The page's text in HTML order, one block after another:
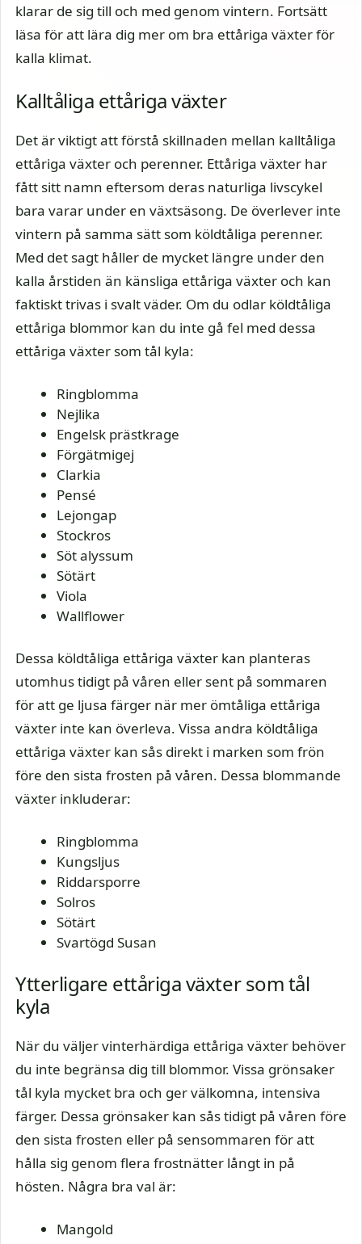
klarar de sig till och med genom vintern. Fortsätt
läsa för att lära dig mer om bra ettåriga växter för
kalla klimat.
Kalltåliga ettåriga växter
Det är viktigt att förstå skillnaden mellan kalltåliga
ettåriga växter och perenner. Ettåriga växter har
fått sitt namn eftersom deras naturliga livscykel
bara varar under en växtsäsong. De överlever inte
vintern på samma sätt som köldtåliga perenner.
Med det sagt håller de mycket längre under den
kalla årstiden än känsliga ettåriga växter och kan
faktiskt trivas i svalt väder. Om du odlar köldtåliga
ettåriga blommor kan du inte gå fel med dessa
ettåriga växter som tål kyla:
Ringblomma
Nejlika
Engelsk prästkrage
Förgätmigej
Clarkia
Pensé
Lejongap
Stockros
Söt alyssum
Sötärt
Viola
Wallflower
Dessa köldtåliga ettåriga växter kan planteras
utomhus tidigt på våren eller sent på sommaren
för att ge ljusa färger när mer ömtåliga ettåriga
växter inte kan överleva. Vissa andra köldtåliga
ettåriga växter kan sås direkt i marken som frön
före den sista frosten på våren. Dessa blommande
växter inkluderar:
Ringblomma
Kungsljus
Riddarsporre
Solros
Sötärt
Svartögd Susan
Ytterligare ettåriga växter som tål
kyla
När du väljer vinterhärdiga ettåriga växter behöver
du inte begränsa dig till blommor. Vissa grönsaker
tål kyla mycket bra och ger välkomna, intensiva
färger. Dessa grönsaker kan sås tidigt på våren före
den sista frosten eller på sensommaren för att
hålla sig genom flera frostnätter långt in på
hösten. Några bra val är:
Mangold